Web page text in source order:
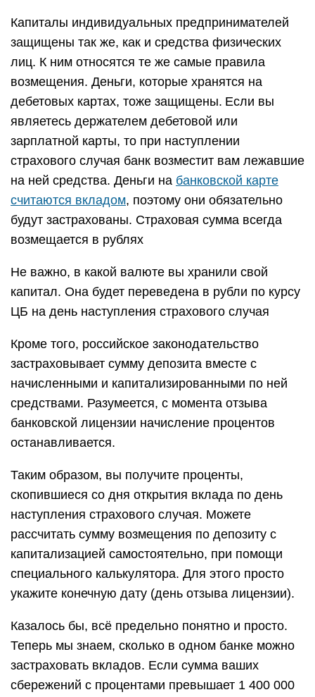
Капиталы индивидуальных предпринимателей
защищены так же, как и средства физических
лиц. К ним относятся те же самые правила
возмещения. Деньги, которые хранятся на
дебетовых картах, тоже защищены. Если вы
являетесь держателем дебетовой или
зарплатной карты, то при наступлении
страхового случая банк возместит вам лежавшие
на ней средства. Деньги на банковской карте
считаются вкладом, поэтому они обязательно
будут застрахованы. Страховая сумма всегда
возмещается в рублях
Не важно, в какой валюте вы хранили свой
капитал. Она будет переведена в рубли по курсу
ЦБ на день наступления страхового случая
Кроме того, российское законодательство
застраховывает сумму депозита вместе с
начисленными и капитализированными по ней
средствами. Разумеется, с момента отзыва
банковской лицензии начисление процентов
останавливается.
Таким образом, вы получите проценты,
скопившиеся со дня открытия вклада по день
наступления страхового случая. Можете
рассчитать сумму возмещения по депозиту с
капитализацией самостоятельно, при помощи
специального калькулятора. Для этого просто
укажите конечную дату (день отзыва лицензии).
Казалось бы, всё предельно понятно и просто.
Теперь мы знаем, сколько в одном банке можно
застраховать вкладов. Если сумма ваших
сбережений с процентами превышает 1 400 000